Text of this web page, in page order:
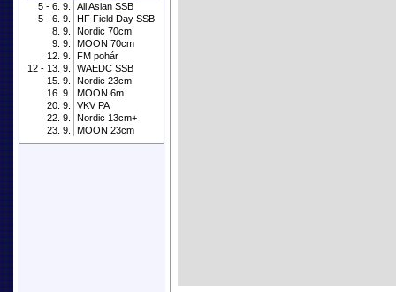
5 - 6. 9.
All Asian SSB
5 - 6. 9.
HF Field Day SSB
8. 9.
Nordic 70cm
9. 9.
MOON 70cm
12. 9.
FM pohár
12 - 13. 9.
WAEDC SSB
15. 9.
Nordic 23cm
16. 9.
MOON 6m
20. 9.
VKV PA
22. 9.
Nordic 13cm+
23. 9.
MOON 23cm